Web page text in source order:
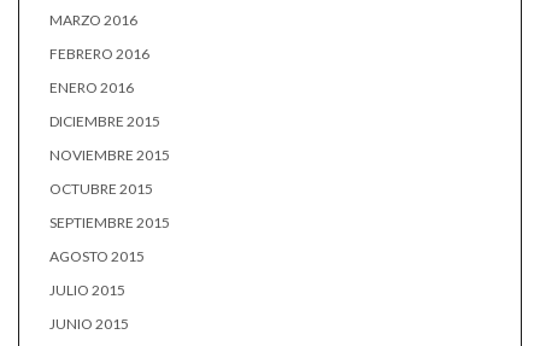
MARZO 2016
FEBRERO 2016
ENERO 2016
DICIEMBRE 2015
NOVIEMBRE 2015
OCTUBRE 2015
SEPTIEMBRE 2015
AGOSTO 2015
JULIO 2015
JUNIO 2015